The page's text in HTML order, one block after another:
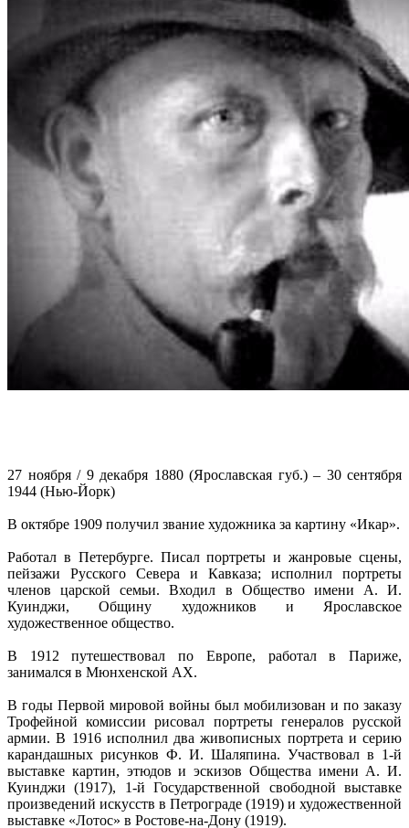
27 ноября / 9 декабря 1880 (Ярославская губ.) – 30 сентября
1944 (Нью-Йорк)
В октябре 1909 получил звание художника за картину «Икар».
Работал в Петербурге. Писал портреты и жанровые сцены,
пейзажи Русского Севера и Кавказа; исполнил портреты
членов царской семьи. Входил в Общество имени А. И.
Куинджи, Общину художников и Ярославское
художественное общество.
В 1912 путешествовал по Европе, работал в Париже,
занимался в Мюнхенской АХ.
В годы Первой мировой войны был мобилизован и по заказу
Трофейной комиссии рисовал портреты генералов русской
армии. В 1916 исполнил два живописных портрета и серию
карандашных рисунков Ф. И. Шаляпина. Участвовал в 1-й
выставке картин, этюдов и эскизов Общества имени А. И.
Куинджи (1917), 1-й Государственной свободной выставке
произведений искусств в Петрограде (1919) и художественной
выставке «Лотос» в Ростове-на-Дону (1919).